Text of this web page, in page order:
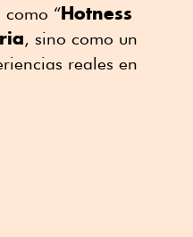
“Hotness
, sino como un
reales en